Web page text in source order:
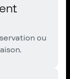
ou